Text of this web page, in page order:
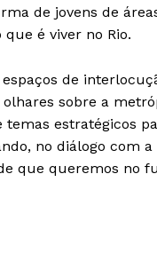
My account
de jovens de
é viver no Rio.
de
sobre a
temas estratégicos
no diálogo com
que queremos no